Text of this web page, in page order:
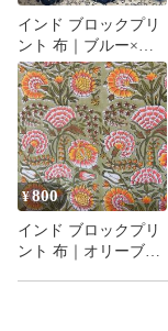
インド ブロックプリ
ント 布｜ブルー×ホ
ワイト メダリオン花
柄 コットン生地
110cm幅 50cm単位販
売
¥800
インド ブロックプリ
ント 布｜オリーブ地